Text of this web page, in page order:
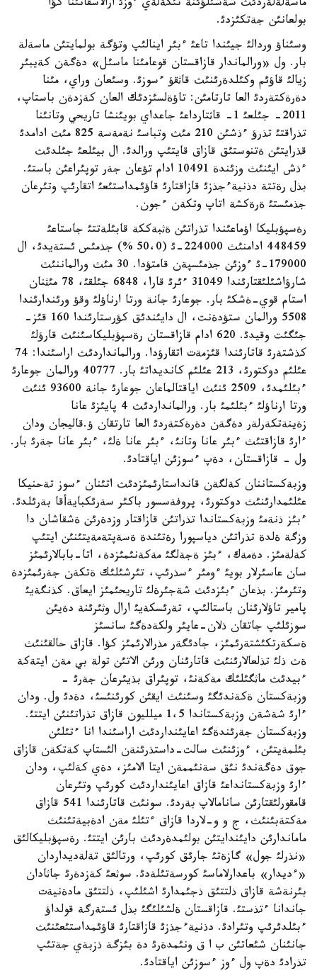
ماسةلةلةردئث شةشئلؤئنة تئكةلةي ءوزئ ارالاسقانئنا كؤا
بولعانئن جةتكئزدئ.
وسئناؤ وردالئ جيئندا تاعئ ءبئر اينالئپ وتؤگة بولمايتئن ماسةلة
بار. ول «ورالماندار قازاقستان قوعامئنا ماسئل» دةگةن كةيبئر
زيالئ قاؤئم وكئلدةرئنئث قاثقؤ ءسوزئ. وسئعان وراي، مئنا
دةرةكتةردئ العا تارتامئن: تاؤةلسئزدئك العان كةزدةن باستاپ،
2011- جئلعئ 1- قاثتارداعئ جاعداي بويئنشا تاريحي وتانئنا
تذراقتئ تذرؤ ءذشئن 210 مئث وتباسئ نةمةسة 825 مئث ادامدئ
قذرايتئن ةتنوستئق قازاق قايتئپ ورالدئ. ال بيئلعئ جئلدئث
ءذش ايئنئث وزئندة 10491 ادام تؤعان جةر توپئراعئن باستئ.
بذل رةتتة دذنيةءجذزئ قازاقتارئ قاؤئمداستئعئ اتقارئپ وتئرعان
جذمئستئ ةرةكشة اتاپ وتكةن ءجون.
رةسپؤبليكا اؤماعئندا تذراتئن ةثبةككة قابئلةتتئ جاستاعئ
448459 ادامنئث 224000-ئ (50،0 %) جذمئس ئستةيدئ، ال
179000-ئ ءوزئن جذمئسپةن قامتؤدا. 30 مئث ورالماننئث
شارؤاشئلئقتارئندا 31049 ءئرئ قارا، 6848 جئلقئ، 78 مئثنان
استام قوي-ةشكئ بار. جوعارئ جانة ورتا ارناؤلئ وقؤ ورئندارئندا
5508 ورالمان ستؤدةنت، ال دايئندئق كؤرستارئندا 160 قئز-
جئگئت وقيدئ. 620 ادام قازاقستان رةسپؤبليكاسئنئث قارؤلئ
كذشتةرئ قاتارئندا قئزمةت اتقارؤدا. ورالمانداردئث اراسئندا: 74
عئلئم دوكتورئ، 213 عئلئم كانديداتئ بار. 40777 ورالمان جوعارئ
ءبئلئمدئ، 2509 ئنئث اياقتالماعان جوعارئ جانة 93600 ئنئث
ورتا ارناؤلئ ءبئلئمئ بار. ورالمانداردئث 4 پايئزئ عانا
زةينةتكةرلةر دةگةن دةرةكتةردئ العا تارتقان ؤ.قاليجان ودان
ءارئ قازاقتئث ءبئر عانا وتانئ، ءبئر عانا ةلئ، ءبئر عانا جةرئ بار.
ول - قازاقستان، دةپ ءسوزئن اياقتادئ.
وزبةكستاننان كةلگةن قانداستارئمئزدئث اتئنان ءسوز تةحنيكا
عئلئمدارئنئث دوكتورئ، پروفةسسور باكئر سةرئكبايةأقا بةرئلدئ.
ءبئز ذنةمئ وزبةكستاندا تذراتئن قازاقتار وزدةرئن ةشقاشان دا
وزگة ةلدة تذراتئن دياسپورا رةتئندة ةسةپتةمةيتئنئن ايتئپ
كةلةمئز. دةمةك، ءبئز ةجةلگئ مةكةنئمئزدة، اتا-بابالارئمئز
سان عاسئرلار بويئ ءومئر ءسذرئپ، تئرشئلئك ةتكةن جةرئمئزدة
وتئرمئز. بذعان ءبئزدئث شةجئرةلئ تاريحئمئز ايعاق. كذنگةيئ
پامير تاؤلارئنان باستالئپ، تةرئسكةيئ ارال وثئرئنة دةيئن
سوزئلئپ جاتقان ذلان-عايئر ولكةدةگئ سانسئز
ةسكةرتكئشتةرئمئز، جادئگةر مذرالارئمئز كؤا. قازاق حالقئنئث
ةث ذلئ تذلعالارئنئث قاتارئنان ورئن الاتئن تولة بي مةن ايتةكة
ءبيدئث ماثگئلئك مةكةنئ، توپئراق بذيئرعان جةرئ -
وزبةكستان ةكةندئگئ وسئنئث ايقئن كورئنئسئ، دةدئ ول. ودان
ءارئ شةشةن وزبةكستاندا 1،5 ميلليون قازاق تذراتئنئن ايتتئ.
وزبةكستان جةرئندةگئ اعايئنداردئث اراسئندا انا ءتئلئن
بئلمةيتئن، ءوزئنئث سالت-داستذرئنةن الئستاپ كةتكةن قازاق
جوق دةگةندئ نئق سةنئممةن ايتا الامئز، دةي كةلئپ، ودان
ءارئ وزبةكستانداعئ قازاق اعايئنداردئث كورئپ وتئرعان
قامقورلئقتارئن سانامالاپ بةردئ. سونئث قاتارئندا 541 قازاق
مةكتةبئنئث، ج و و-لاردا قازاق ءتئلئ مةن ادةبيةتئنئث
ماماندارئن دايئندايتئن بولئمدةردئث بارئن ايتتئ. رةسپؤبليكالئق
«نذرلئ جول» گازةتئ جارئق كورئپ، ورتالئق تةلةديداردان
«ءديدار» باعدارلاماسئ كورسةتئلةدئ. سوثعئ كةزدةرئ جاثادان
بئرنةشة قازاق ذلتتئق ذجئمدارئ اشئلئپ، ذلتتئق مادةنيةت
جاندانا ءتذستئ. قازاقستان ةلشئلئگئ بذل ئستةرگة قولداؤ
ءبئلدئرئپ وتئرادئ. دذنيةءجذزئ قازاقتارئ قاؤئمداستئعئنئث
جانئنان شئعاتئن ب ا ق ونئمدةرئ دة بئزگة ذزبةي جةتئپ
تذرادئ دةپ ول ءوز ءسوزئن اياقتادئ.